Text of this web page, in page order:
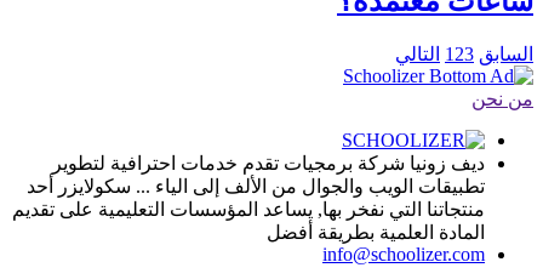
السابق 1 23 التالي
من نحن
ديف زونيا شركة برمجيات تقدم خدمات احترافية لتطوير
تطبيقات الويب والجوال من الألف إلى الياء ... سكولايزر أحد
منتجاتنا التي نفخر بها, يساعد المؤسسات التعليمية على تقديم
المادة العلمية بطريقة أفضل
info@schoolizer.com